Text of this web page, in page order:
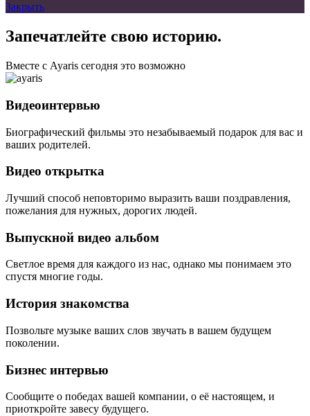
Закрыть
Запечатлейте свою историю.
Вместе с Ayaris сегодня это возможно
Видеоинтервью
Биографический фильмы это незабываемый подарок для вас и
ваших родителей.
Видео открытка
Лучший способ неповторимо выразить ваши поздравления,
пожелания для нужных, дорогих людей.
Выпускной видео альбом
Светлое время для каждого из нас, однако мы понимаем это
спустя многие годы.
История знакомства
Позвольте музыке ваших слов звучать в вашем будущем
поколении.
Бизнес интервью
Сообщите о победах вашей компании, о её настоящем, и
приоткройте завесу будущего.